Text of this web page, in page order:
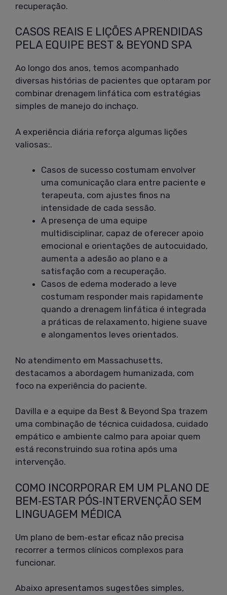
recuperação.
CASOS REAIS E LIÇÕES APRENDIDAS
PELA EQUIPE BEST & BEYOND SPA
Ao longo dos anos, temos acompanhado
diversas histórias de pacientes que optaram por
combinar drenagem linfática com estratégias
simples de manejo do inchaço.
A experiência diária reforça algumas lições
valiosas:.
Casos de sucesso costumam envolver
uma comunicação clara entre paciente e
terapeuta, com ajustes finos na
intensidade de cada sessão.
A presença de uma equipe
multidisciplinar, capaz de oferecer apoio
emocional e orientações de autocuidado,
aumenta a adesão ao plano e a
satisfação com a recuperação.
Casos de edema moderado a leve
costumam responder mais rapidamente
quando a drenagem linfática é integrada
a práticas de relaxamento, higiene suave
e alongamentos leves orientados.
No atendimento em Massachusetts,
destacamos a abordagem humanizada, com
foco na experiência do paciente.
Davilla e a equipe da Best & Beyond Spa trazem
uma combinação de técnica cuidadosa, cuidado
empático e ambiente calmo para apoiar quem
está reconstruindo sua rotina após uma
intervenção.
COMO INCORPORAR EM UM PLANO DE
BEM‑ESTAR PÓS‑INTERVENÇÃO SEM
LINGUAGEM MÉDICA
Um plano de bem‑estar eficaz não precisa
recorrer a termos clínicos complexos para
funcionar.
Abaixo apresentamos sugestões simples,